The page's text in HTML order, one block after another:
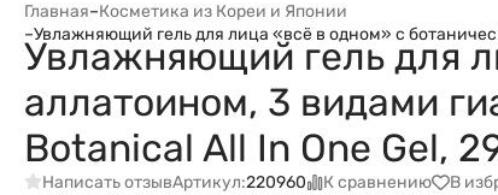
Главная–Косметика из Кореи и Японии
–Увлажняющий гель для лица «всё в одном» с
Увлажняющий гель для
аллатоином, 3 видами
Botanical All In One Gel,
Написать отзывАртикул:220960 К сравнению В